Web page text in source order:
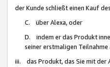
der Kunde schließt einen Kauf
C. über Alexa, oder
D. indem er das Produkt
seiner erstmaligen
iii. das Produkt, das Sie mit der